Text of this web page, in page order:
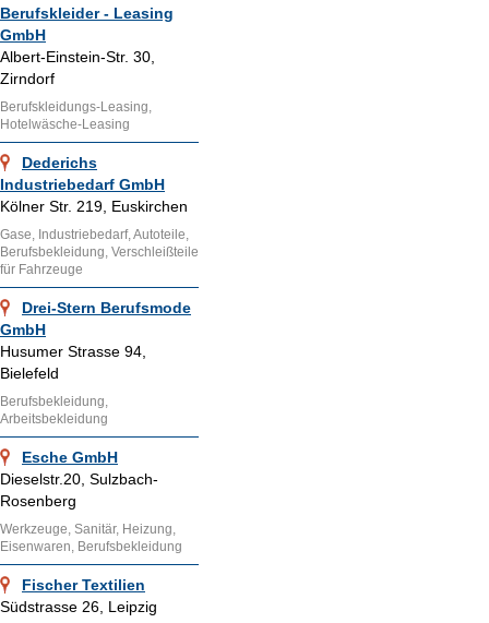
Berufskleider - Leasing
GmbH
Albert-Einstein-Str. 30,
Zirndorf
Berufskleidungs-Leasing,
Hotelwäsche-Leasing
Dederichs
Industriebedarf GmbH
Kölner Str. 219, Euskirchen
Gase, Industriebedarf, Autoteile,
Berufsbekleidung, Verschleißteile
für Fahrzeuge
Drei-Stern Berufsmode
GmbH
Husumer Strasse 94,
Bielefeld
Berufsbekleidung,
Arbeitsbekleidung
Esche GmbH
Dieselstr.20, Sulzbach-
Rosenberg
Werkzeuge, Sanitär, Heizung,
Eisenwaren, Berufsbekleidung
Fischer Textilien
Südstrasse 26, Leipzig